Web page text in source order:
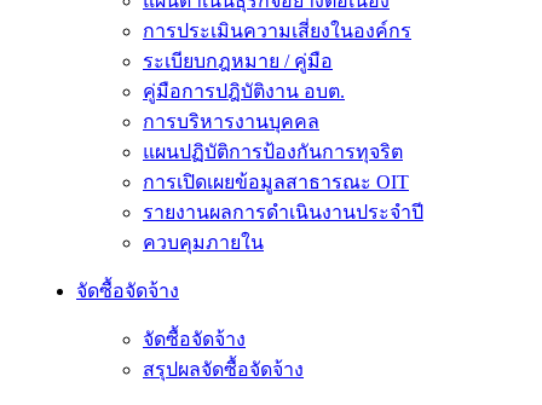
การประเมินความเสี่ยงในองค์กร
ระเบียบกฎหมาย / คู่มือ
คู่มือการปฎิบัติงาน อบต.
การบริหารงานบุคคล
แผนปฏิบัติการป้องกันการทุจริต
การเปิดเผยข้อมูลสาธารณะ OIT
รายงานผลการดำเนินงานประจำปี
ควบคุมภายใน
จัดซื้อจัดจ้าง
จัดซื้อจัดจ้าง
สรุปผลจัดซื้อจัดจ้าง